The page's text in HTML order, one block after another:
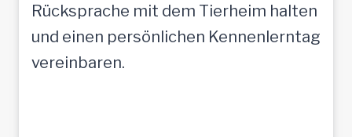
Rücksprache mit dem Tierheim halten
und einen persönlichen Kennenlerntag
vereinbaren.